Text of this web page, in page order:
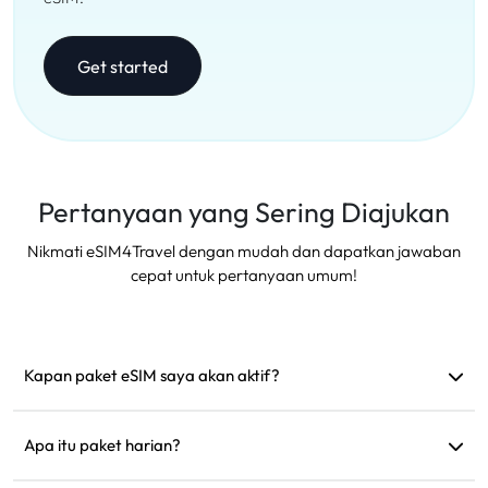
Get started
Pertanyaan yang Sering Diajukan
Nikmati eSIM4Travel dengan mudah dan dapatkan jawaban
cepat untuk pertanyaan umum!
Kapan paket eSIM saya akan aktif?
didukung. Kami sarankan untuk menginstalnya sebelum
Apa itu paket harian?